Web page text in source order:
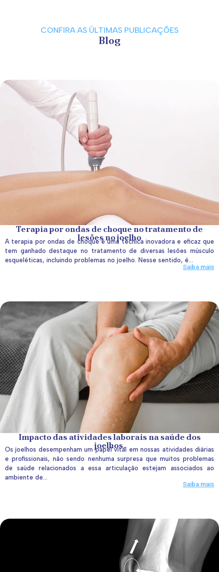
CONFIRA AS ÚLTIMAS PUBLICAÇÕES
Blog
Terapia por ondas de choque no tratamento de
lesões no joelho
A terapia por ondas de choque é uma técnica inovadora e eficaz que
tem ganhado destaque no tratamento de diversas lesões músculo
esqueléticas, incluindo problemas no joelho. Nesse sentido, é...
Saiba mais
Impacto das atividades laborais na saúde dos
joelhos.
Os joelhos desempenham um papel vital em nossas atividades diárias
e profissionais, não sendo nenhuma surpresa que muitos problemas
de saúde relacionados a essa articulação estejam associados ao
ambiente de...
Saiba mais